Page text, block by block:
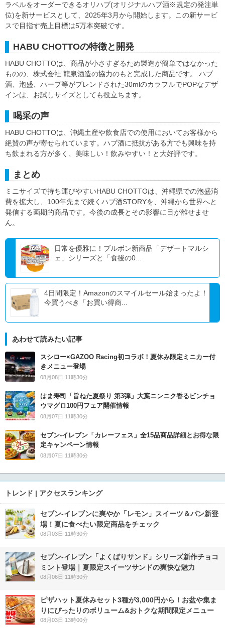
ラベルをオーダーできるオリハブ(オリジナルハブ酒※規定の発注単
位)を新サービスとして、2025年3月から開始します。この新サービ
スで目指す売上目標は5万本突破です。
HABU CHOTTOの特徴と開発
HABU CHOTTOは、商品が小さすぎるため製造が簡単ではなかった
ものの、株式会社 龍泉酒造の協力のもと完成した商品です。 ハブ
酒、泡盛、ハーブ等がブレンドされた30mlのカラフルでPOPなデザ
インは、お試しサイズとしても役立ちます。
喝采の声
HABU CHOTTOは、沖縄土産や飲食店での使用においてお客様から
絶賛の声が寄せられています。ハブ酒に抵抗がある方でも興味を持
ち飲まれる方が多く、美味しい！飲みやすい！と大好評です。
まとめ
ミニサイズで持ち運びやすいHABU CHOTTOは、沖縄県での泡盛消
費を拡大し、100年先まで続くハブ酒STORYを、沖縄から世界へと
発信する画期的商品です。今後の成長とその影響に目が離せませ
ん。
日常を優雅に！ブルボン新商品「デザートマルシ
ェ」シリーズと「食後の0...
4日間限定！Amazonのスマイルセール始まったよ！
今買うべき「お買い得商...
あわせて読みたい記事
スシロー×GAZOO Racing初コラボ！夏休み限定ミニカー付
きメニュー登場
08月08日 11時30分
はま寿司「旨ねた夏祭り 第3弾」大葉ニンニク香るビンチョ
ウマグロ100円フェア開催情報
08月07日 11時30分
セブン‐イレブン「カレーフェス」全15品商品詳細とお得な限
定キャンペーン情報
08月07日 11時30分
トレンド | アクセスランキング
セブン‐イレブンに爽やか「レモン」スイーツ＆パン新登
場！夏に食べたい限定商品をチェック
08月03日 11時30分
セブン‐イレブン「よくばりサンド」シリーズ新作チョコ
ミント登場｜夏限定スイーツサンドの爽快な魅力
08月06日 11時30分
ピザハット夏休みセット3種が3,000円から！お盆や集ま
りにぴったりのボリューム&おトクな期間限定メニュー
08月03日 13時00分